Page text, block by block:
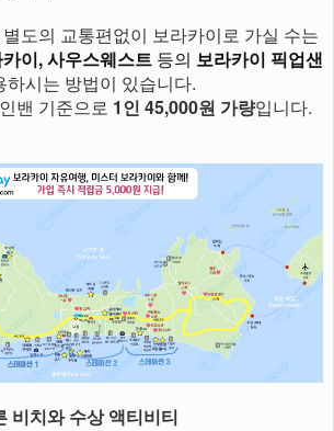
도의 교통편없이 보라카이로 가실 수는
이, 사우스웨스트 등의 보라카이 픽업샌
하시는 방법이 있습니다.
밴 기준으로 1인 45,000원 가량입니다.
비치와 수상 액티비티